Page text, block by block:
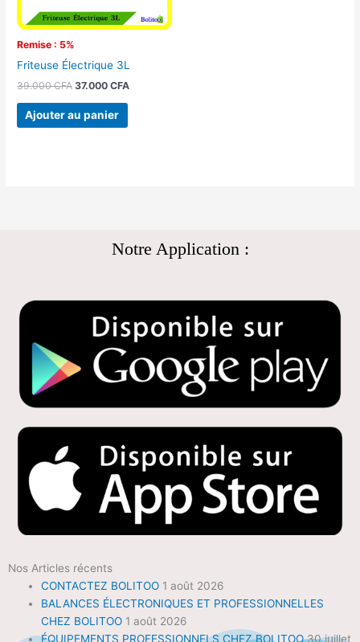
Remise : 5%
Friteuse Électrique 3L
39.000CFA 37.000CFA
Ajouter au panier
Notre Application :
Nos Articles récents
CONTACTEZ BOLITOO 1 août 2026
BALANCES ÉLECTRONIQUES ET PROFESSIONNELLES
CHEZ BOLITOO 1 août 2026
ÉQUIPEMENTS PROFESSIONNELS CHEZ BOLITOO 30 juillet